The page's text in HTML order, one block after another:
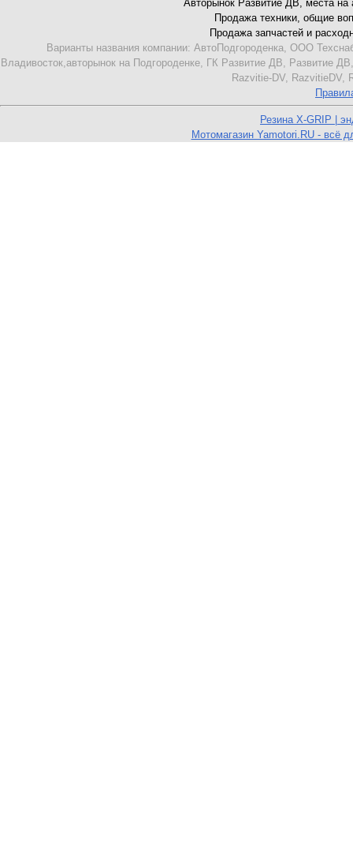
Авторынок Развитие ДВ, места на
Продажа техники, общие
Продажа запчастей и
Варианты названия компании: АвтоПодгороденка, ООО
Владивосток,авторынок на Подгороденке, ГК Развитие ДВ,
Razvitie-DV, RazvitieDV,
Резина X-GRIP |
Мотомагазин Yamotori.RU - всё